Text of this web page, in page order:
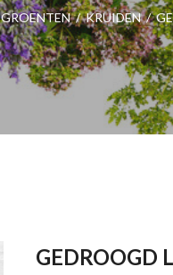
GROENTEN / KRUIDEN /
GEDROOGD